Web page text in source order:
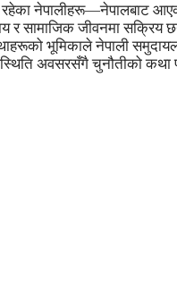
रहेका नेपालीहरू—नेपालबाट
र सामाजिक जीवनमा सक्रिय
भूमिकाले नेपाली
अवसरसँगै चुनौतीको कथा